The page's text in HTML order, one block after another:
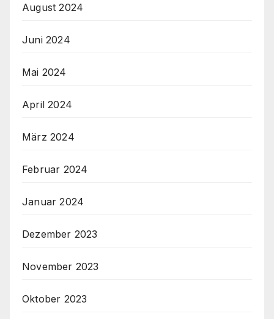
August 2024
Juni 2024
Mai 2024
April 2024
März 2024
Februar 2024
Januar 2024
Dezember 2023
November 2023
Oktober 2023